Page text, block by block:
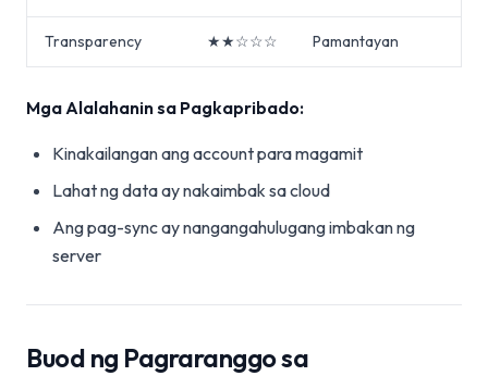
Transparency ★★☆☆☆ Pamantayan
Mga Alalahanin sa Pagkapribado:
Kinakailangan ang account para magamit
Lahat ng data ay nakaimbak sa cloud
Ang pag-sync ay nangangahulugang imbakan ng
server
Buod ng Pagraranggo sa